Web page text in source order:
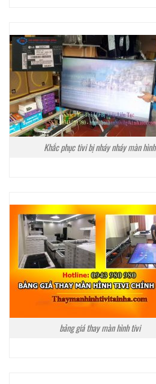
Khắc phục tivi bị nháy nháy màn hình
bảng giá thay màn hình tivi